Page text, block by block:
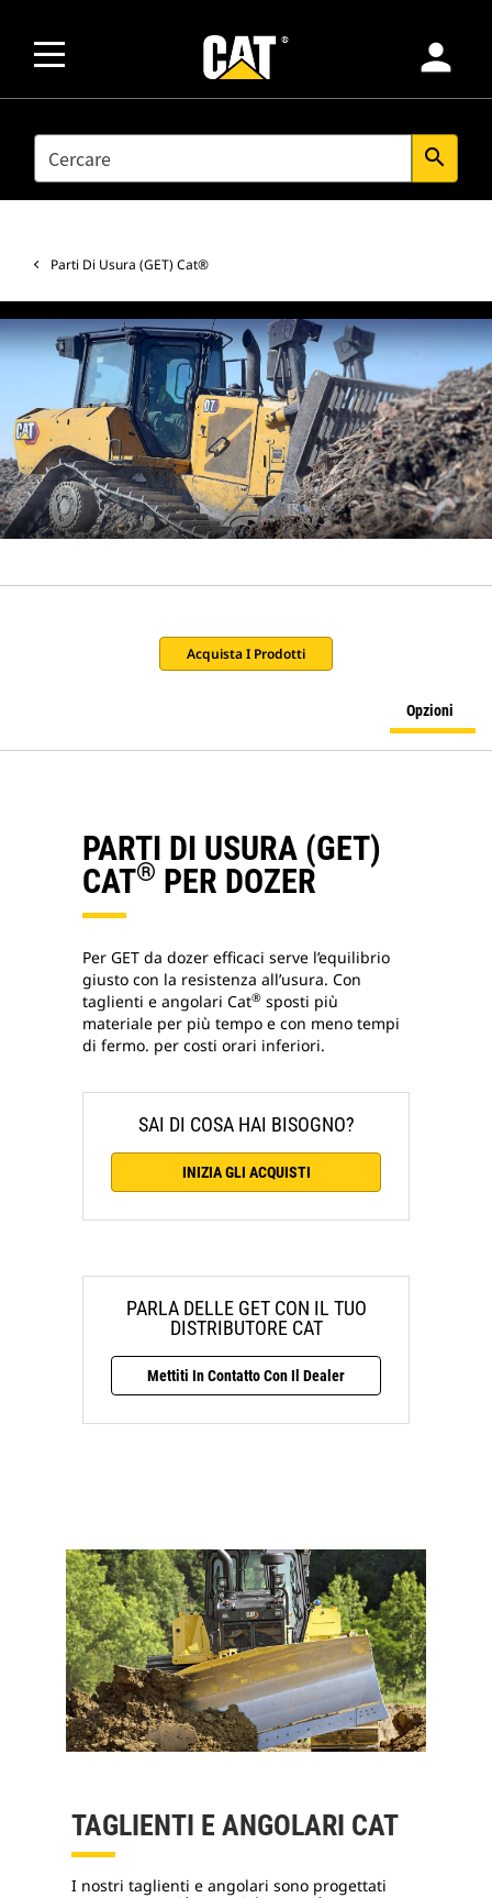
person
SEARCH search
Parti Di Usura (GET) Cat®
Acquista I Prodotti
Opzioni
PARTI DI USURA (GET)
CAT® PER DOZER
Per GET da dozer efficaci serve l’equilibrio
giusto con la resistenza all’usura. Con
taglienti e angolari Cat® sposti più
materiale per più tempo e con meno tempi
di fermo. per costi orari inferiori.
SAI DI COSA HAI BISOGNO?
INIZIA GLI ACQUISTI
PARLA DELLE GET CON IL TUO
DISTRIBUTORE CAT
Mettiti In Contatto Con Il Dealer
TAGLIENTI E ANGOLARI CAT
I nostri taglienti e angolari sono progettati